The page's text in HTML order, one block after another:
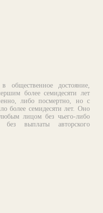
достояние,
более семидесяти лет
либо посмертно, но с
более семидесяти лет. Оно
лицом без чьего-либо
выплаты авторского